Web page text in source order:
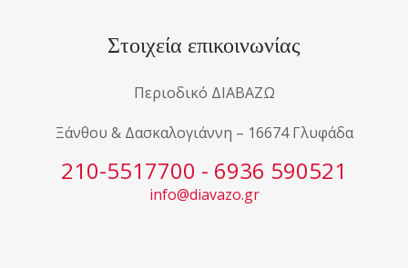
Στοιχεία επικοινωνίας
Περιοδικό ΔΙΑΒΑΖΩ
Ξάνθου & Δασκαλογιάννη – 16674 Γλυφάδα
210-5517700 - 6936 590521
info@diavazo.gr